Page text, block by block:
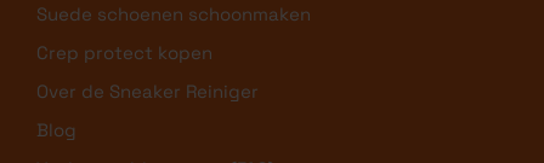
Suede schoenen schoonmaken
Crep protect kopen
Over de Sneaker Reiniger
Blog